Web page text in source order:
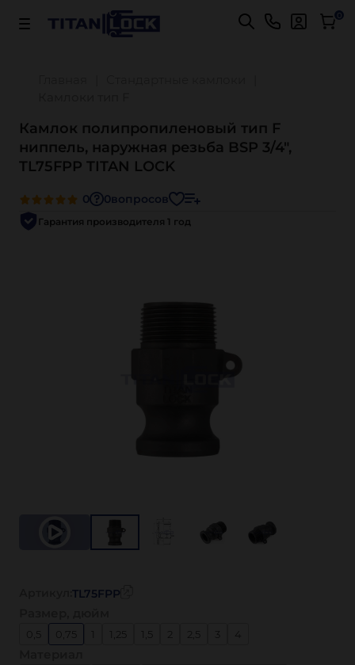
Важно! Для оплаты заказов Подробнее 0
Камлок полипропиленовый тип F
ниппель, наружная резьба BSP 3/4",
TL75FPP TITAN LOCK
0 0вопросов
Гарантия производителя 1 год
TL75FPP
0,75 3